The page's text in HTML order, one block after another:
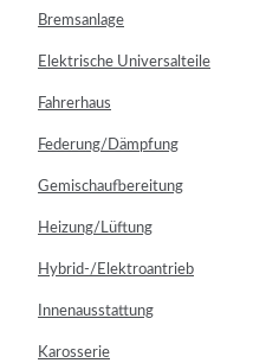
Bremsanlage
Elektrische Universalteile
Fahrerhaus
Federung/Dämpfung
Gemischaufbereitung
Heizung/Lüftung
Hybrid-/Elektroantrieb
Innenausstattung
Karosserie